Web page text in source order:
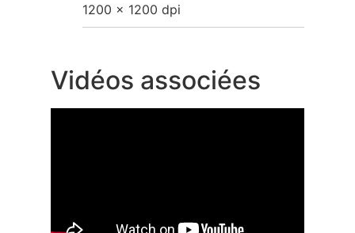
1200 x 1200 dpi
Vidéos associées